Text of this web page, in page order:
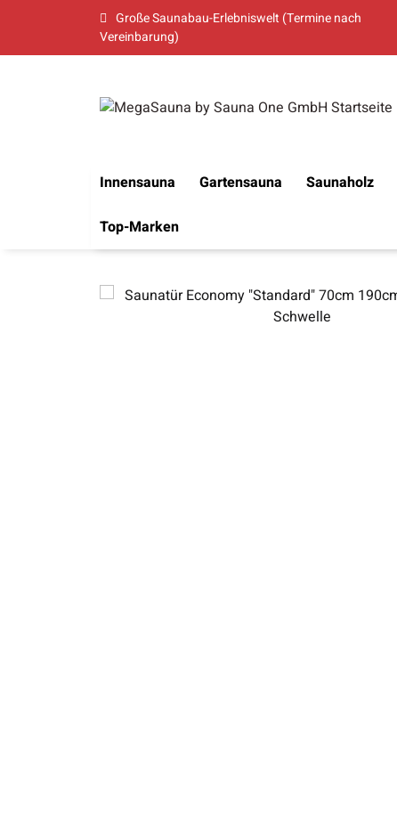
Große Saunabau-Erlebniswelt (Termine nach
Vereinbarung)
Innensauna Gartensauna Saunaholz
Top-Marken